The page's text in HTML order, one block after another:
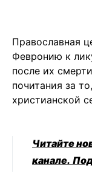
Православная
Февронию к
после их
почитания за
христианской
Читайте
канале.